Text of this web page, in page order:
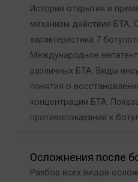
История открытия и
механизм действия БТА.
характеристика 7
Международное
различных БТА. Виды
понятия о
концентрации БТА.
противопоказания к
Осложнения после
Разбор всех видов